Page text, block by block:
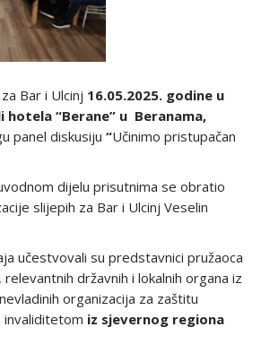
Bar i Ulcinj 16.05.2025. godine u
hotela “Berane” u Beranama,
panel diskusiju “Učinimo pristupačan
dijelu prisutnima se obratio
slijepih za Bar i Ulcinj Veselin
učestvovali su predstavnici pružaoca
državnih i lokalnih organa iz
organizacija za zaštitu
invaliditetom iz sjevernog regiona